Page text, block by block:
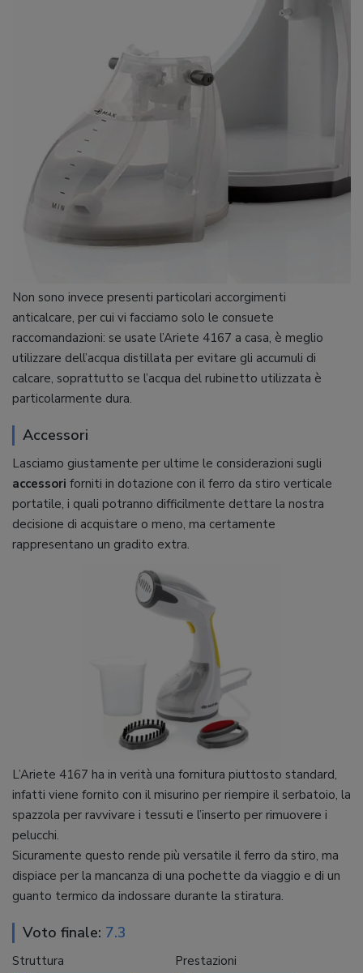
Non sono invece presenti particolari accorgimenti
anticalcare, per cui vi facciamo solo le consuete
raccomandazioni: se usate l’Ariete 4167 a casa, è meglio
utilizzare dell’acqua distillata per evitare gli accumuli di
calcare, soprattutto se l’acqua del rubinetto utilizzata è
particolarmente dura.
Accessori
Lasciamo giustamente per ultime le considerazioni sugli
accessori forniti in dotazione con il ferro da stiro verticale
portatile, i quali potranno difficilmente dettare la nostra
decisione di acquistare o meno, ma certamente
rappresentano un gradito extra.
L’Ariete 4167 ha in verità una fornitura piuttosto standard,
infatti viene fornito con il misurino per riempire il serbatoio, la
spazzola per ravvivare i tessuti e l’inserto per rimuovere i
pelucchi.
Sicuramente questo rende più versatile il ferro da stiro, ma
dispiace per la mancanza di una pochette da viaggio e di un
guanto termico da indossare durante la stiratura.
Voto finale: 7.3
Struttura Prestazioni